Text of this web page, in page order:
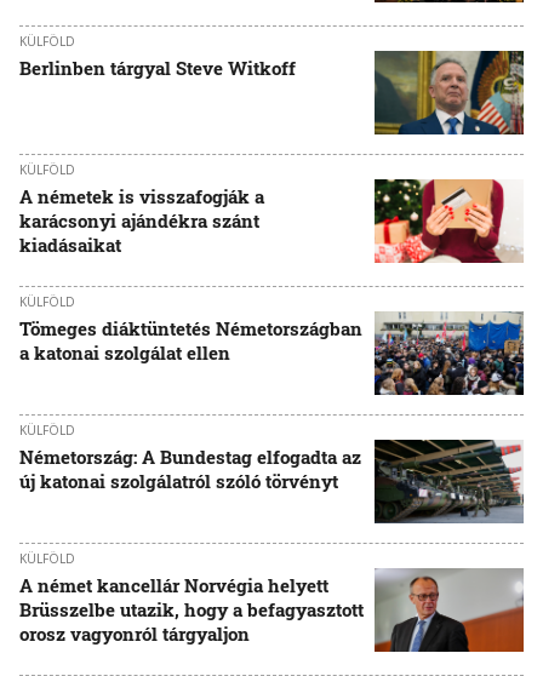
KÜLFÖLD
Berlinben tárgyal Steve Witkoff
KÜLFÖLD
A németek is visszafogják a
karácsonyi ajándékra szánt
kiadásaikat
KÜLFÖLD
Tömeges diáktüntetés Németországban
a katonai szolgálat ellen
KÜLFÖLD
Németország: A Bundestag elfogadta az
új katonai szolgálatról szóló törvényt
KÜLFÖLD
A német kancellár Norvégia helyett
Brüsszelbe utazik, hogy a befagyasztott
orosz vagyonról tárgyaljon